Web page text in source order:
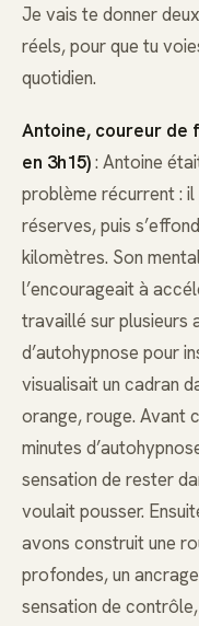
Je vais te donner
réels, pour que tu
quotidien.
Antoine, coureur de
en 3h15): Antoine
problème récurrent :
réserves, puis
kilomètres. Son
l’encourageait à
travaillé sur plusieurs
d’autohypnose pour
visualisait un cadran
orange, rouge. Avant
minutes
sensation de rester
voulait pousser.
avons construit une
profondes, un
sensation de